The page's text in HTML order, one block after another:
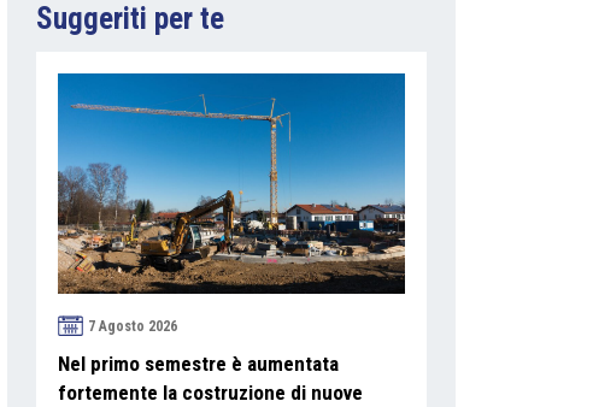
Suggeriti per te
7 Agosto 2026
Nel primo semestre è aumentata
fortemente la costruzione di nuove